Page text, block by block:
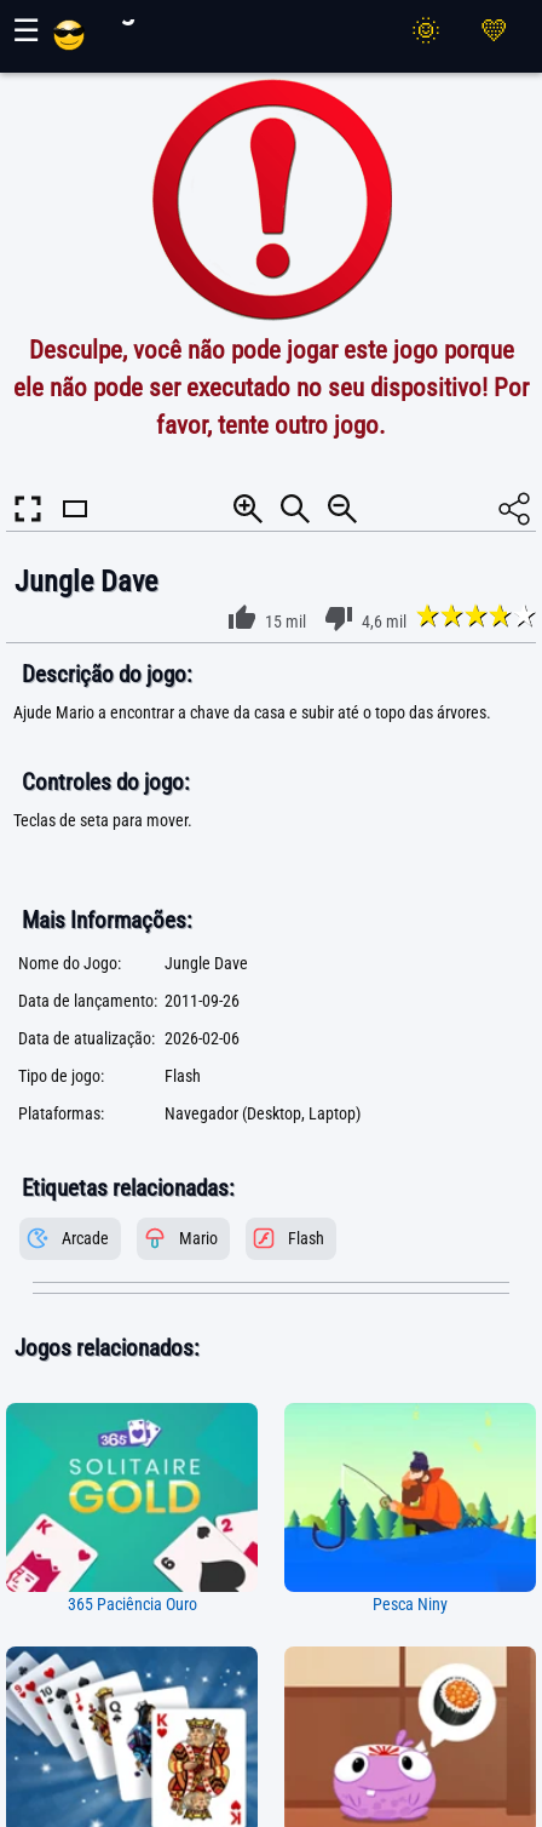
☰
Desculpe, você não pode jogar este jogo porque
ele não pode ser executado no seu dispositivo! Por
favor, tente outro jogo.
Jungle Dave
15 mil 4,6 mil
Descrição do jogo:
Ajude Mario a encontrar a chave da casa e subir até o topo das árvores.
Controles do jogo:
Teclas de seta para mover.
Mais Informações:
Nome do Jogo:
Jungle Dave
Data de lançamento: 2011-09-26
Data de atualização: 2026-02-06
Tipo de jogo:
Flash
Plataformas:
Navegador (Desktop, Laptop)
Etiquetas relacionadas:
Arcade Mario Flash
Jogos relacionados:
365 Paciência Ouro Pesca Niny